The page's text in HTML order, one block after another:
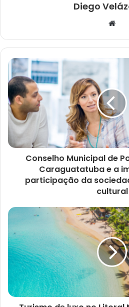
Diego
Conselho Municipal de
Caraguatatuba e a
participação da
cultural